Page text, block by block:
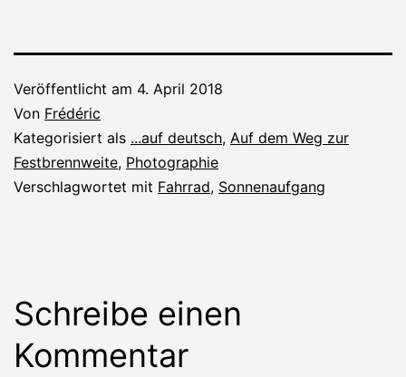
Veröffentlicht am 4. April 2018
Von Frédéric
Kategorisiert als ...auf deutsch, Auf dem Weg zur
Festbrennweite, Photographie
Verschlagwortet mit Fahrrad, Sonnenaufgang
Schreibe einen
Kommentar